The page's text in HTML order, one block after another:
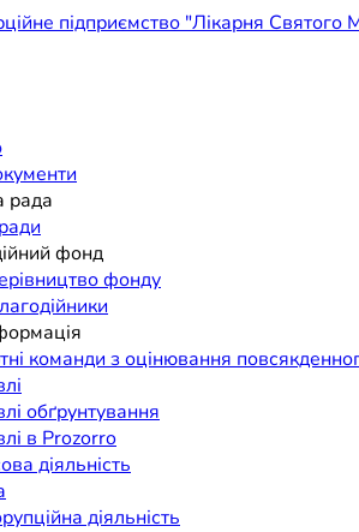
некомерційне
рада
фонд
фонду
команди з оцінювання
обґрунтування
в Prozorro
діяльність
діяльність